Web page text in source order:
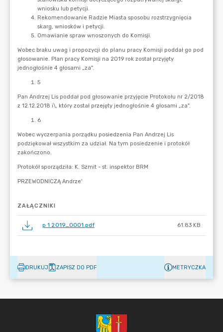
ZAŁĄCZNIKI
p 1 2019_0001.pdf 61.83 KB
DRUKUJ ZAPISZ DO PDF METRYCZKA